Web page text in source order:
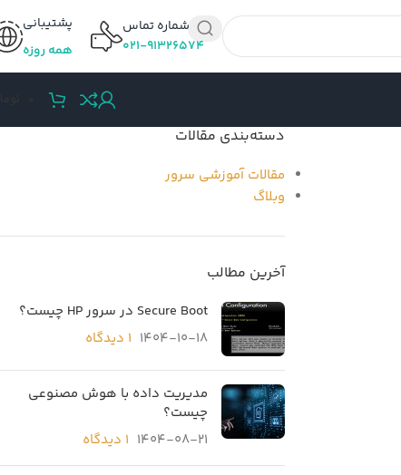
شماره تماس
۰۲۱-۹۱۳۲۶۵۷۴
پشتیبانی
همه روزه
دسته‌بندی مقالات
مقالات آموزشی سرور
وبلاگ
آخرین مطالب
Secure Boot در سرور HP چیست؟
1404-10-18 ۱ دیدگاه
مدیریت داده با هوش مصنوعی
چیست؟
1404-08-21 ۱ دیدگاه